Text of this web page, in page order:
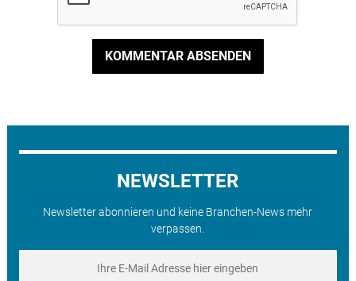
KOMMENTAR ABSENDEN
NEWSLETTER
Newsletter abonnieren und keine Branchen-News mehr
verpassen.